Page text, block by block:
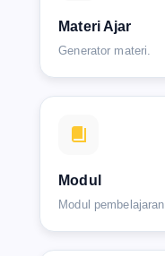
Materi Ajar
Generator materi.
Modul
Modul pembelajaran.